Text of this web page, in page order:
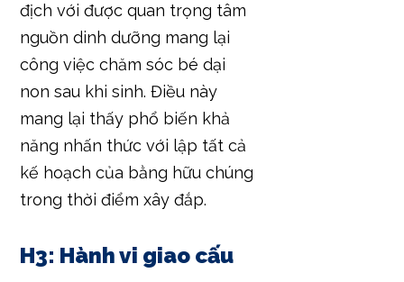
địch với được quan trọng tâm
nguồn dinh dưỡng mang lại
công việc chăm sóc bé dại
non sau khi sinh. Điều này
mang lại thấy phổ biến khả
năng nhấn thức với lập tất cả
kế hoạch của bằng hữu chúng
trong thời điểm xây đắp.
H3: Hành vi giao cấu